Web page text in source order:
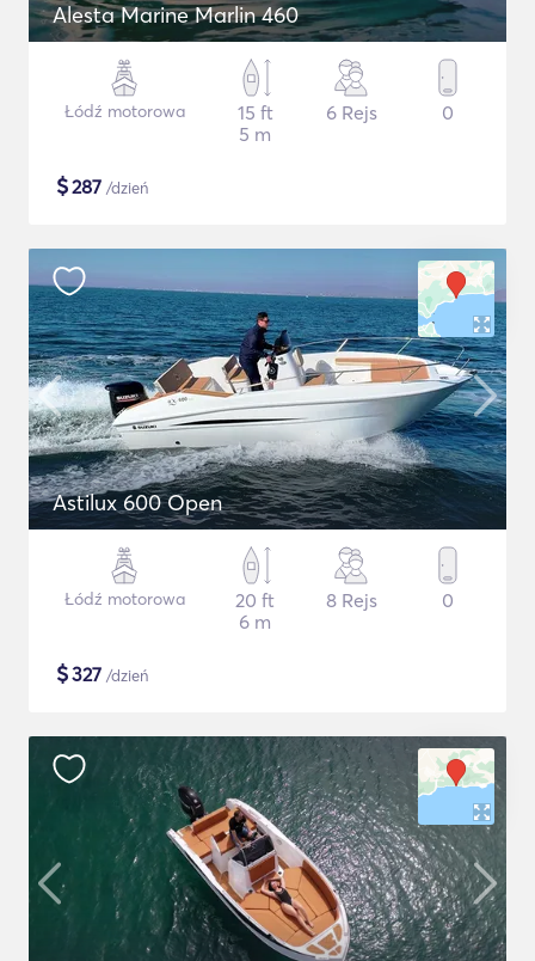
Alesta Marine Marlin 460
Łódź motorowa
15 ft
5 m
6 Rejs 0
$287 /dzień
Astilux 600 Open
Łódź motorowa
20 ft
6 m
8 Rejs 0
$327 /dzień